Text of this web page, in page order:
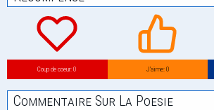
Coup de coeur: 0 J’aime: 0
Commentaire Sur La Poesie